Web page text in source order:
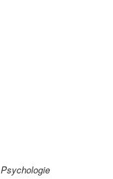
Psychologie